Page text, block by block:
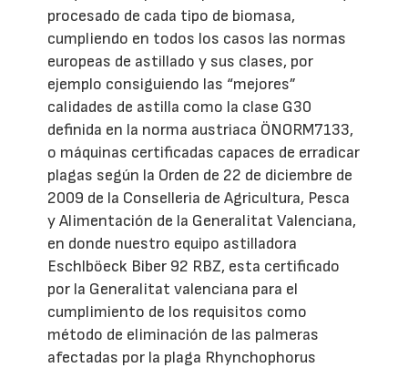
procesado de cada tipo de biomasa,
cumpliendo en todos los casos las normas
europeas de astillado y sus clases, por
ejemplo consiguiendo las “mejores”
calidades de astilla como la clase G30
definida en la norma austriaca ÖNORM7133,
o máquinas certificadas capaces de erradicar
plagas según la Orden de 22 de diciembre de
2009 de la Conselleria de Agricultura, Pesca
y Alimentación de la Generalitat Valenciana,
en donde nuestro equipo astilladora
Eschlböeck Biber 92 RBZ, esta certificado
por la Generalitat valenciana para el
cumplimiento de los requisitos como
método de eliminación de las palmeras
afectadas por la plaga Rhynchophorus